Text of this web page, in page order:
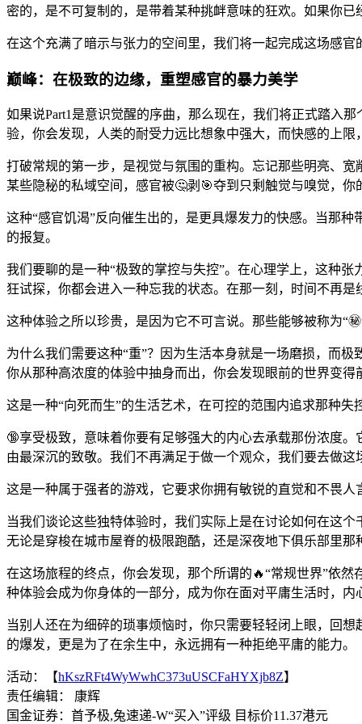
密的，是不可复制的，是带着某种挑衅意味的狂欢。如果你
在这个充满了暗示与张力的空间里，我们将一起完成这场感
巅峰：在极致的边缘，重塑感官的暴力美学
如果说Part1是意识觉醒的序曲，那么现在，我们将正式踏入
验，你会发现，人类的耐受力远比想象中强大，而快感的上限
打破常规的第一步，是视觉与氛围的重构。忘记那些明亮、
某些隐秘的私域空间，感官被🤔剥🎯夺到只剩触觉与嗅觉，
这种“感官饥渴”反向催生出的，是更具爆发力的快感。当那
的报复。
我们要聊的是一种“极致的掌控与失控”。在心理学上，这种
狂试探，你都会进入一种忘我的状态。在那一刻，时间不再
这种体验之所以珍贵，是因为它不可言说。那些能够被称为“
为什么我们需要这种“重”？因为生活本身就是一场磨损，而
你从那种高浓度的体验中抽身而出，你会发现眼前的世界变
这是一种“向死而生”的生活艺术，在可控的范围内追求那种
🔞享受极致，意味着你要有足够强大的内心去承载那份浓度
由最深沉的致敬。我们不再满足于做一个观众，我们要去做
这是一种属于强者的游戏，它要求你拥有敏锐的直觉和不畏人
当我们谈论这些独特体验时，我们实际上是在讨论如何在这
无论是穿梭在城市屋脊的极限跑酷，还是深夜地下俱乐部里
在这场旅程的终点，你会发现，那个所谓的🔥“常规世界”依
种体验会成为你身体的一部分，成为你在面对平庸生活时，内
当别人还在为细碎的琐事烦恼时，你只需要轻轻闭上眼，回
的爆发，更是为了在余生中，永远拥有一种拒绝平庸的能力。
活动：【hKszRFt4WyWwhC373uUSCFaHYXjb8Z】
责任编辑： 康辉
国金证券：首予极,兔速递-W“买入”评级 目标价11.37港元